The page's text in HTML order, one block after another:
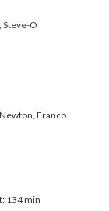
Steve-O
Franco
134 min